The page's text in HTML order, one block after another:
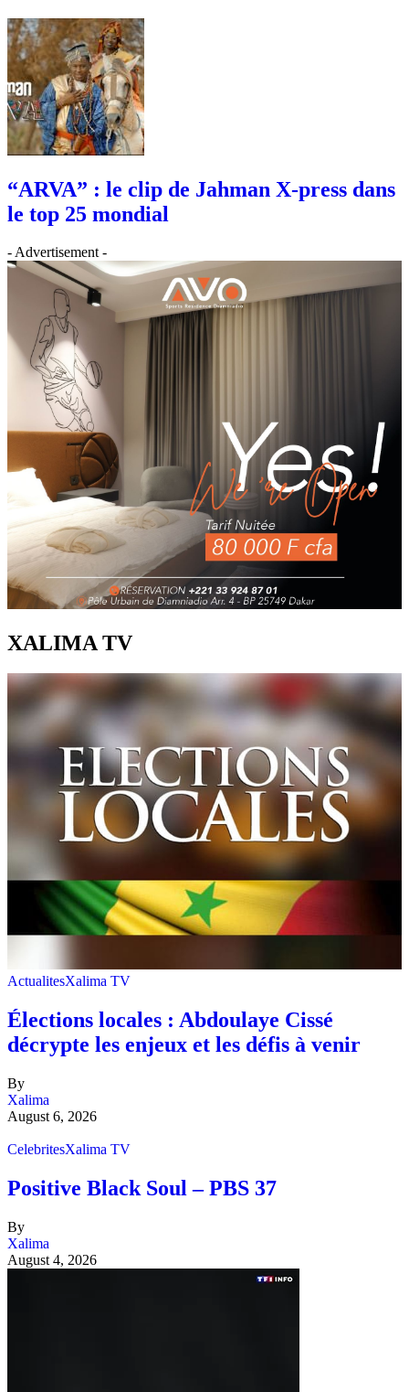
“ARVA” : le clip de Jahman X-press dans
le top 25 mondial
- Advertisement -
XALIMA TV
ActualitesXalima TV
Élections locales : Abdoulaye Cissé
décrypte les enjeux et les défis à venir
By
Xalima
August 6, 2026
CelebritesXalima TV
Positive Black Soul – PBS 37
By
Xalima
August 4, 2026